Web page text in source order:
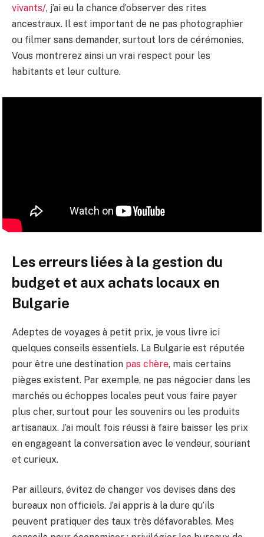
vivants/, j’ai eu la chance d’observer des rites
ancestraux. Il est important de ne pas photographier
ou filmer sans demander, surtout lors de cérémonies.
Vous montrerez ainsi un vrai respect pour les
habitants et leur culture.
Les erreurs liées à la gestion du
budget et aux achats locaux en
Bulgarie
Adeptes de voyages à petit prix, je vous livre ici
quelques conseils essentiels. La Bulgarie est réputée
pour être une destination pas chère, mais certains
pièges existent. Par exemple, ne pas négocier dans les
marchés ou échoppes locales peut vous faire payer
plus cher, surtout pour les souvenirs ou les produits
artisanaux. J’ai moult fois réussi à faire baisser les prix
en engageant la conversation avec le vendeur, souriant
et curieux.
Par ailleurs, évitez de changer vos devises dans des
bureaux non officiels. J’ai appris à la dure qu’ils
peuvent pratiquer des taux très défavorables. Mes